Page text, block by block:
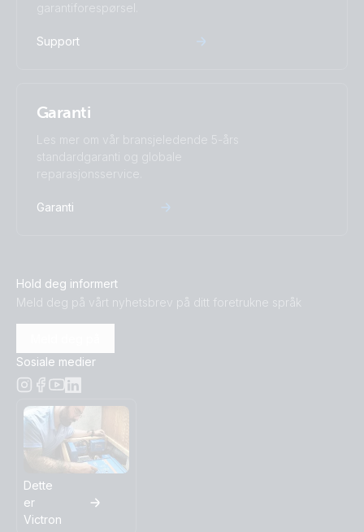
garantiforespørsel.
Support
Garanti
Les mer om vår bransjeledende 5-års
standardgaranti og globale
reparasjonsservice.
Garanti
Hold deg informert
Meld deg på vårt nyhetsbrev på ditt foretrukne språk
Sosiale medier
Dette
er
Victron